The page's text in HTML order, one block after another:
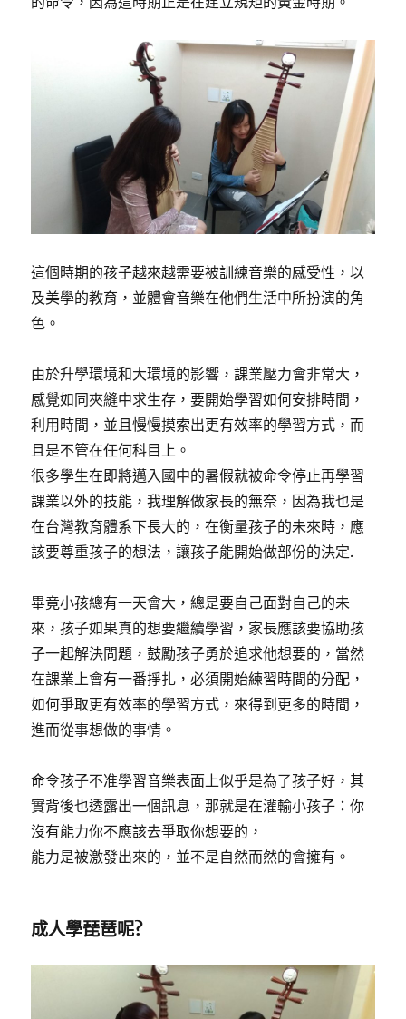
這個時期的孩子越來越需要被訓練音樂的感受性，以
及美學的教育，並體會音樂在他們生活中所扮演的角
色。
由於升學環境和大環境的影響，課業壓力會非常大，
感覺如同夾縫中求生存，要開始學習如何安排時間，
利用時間，並且慢慢摸索出更有效率的學習方式，而
且是不管在任何科目上。
很多學生在即將邁入國中的暑假就被命令停止再學習
課業以外的技能，我理解做家長的無奈，因為我也是
在台灣教育體系下長大的，在衡量孩子的未來時，應
該要尊重孩子的想法，讓孩子能開始做部份的決定.
畢竟小孩總有一天會大，總是要自己面對自己的未
來，孩子如果真的想要繼續學習，家長應該要協助孩
子一起解決問題，鼓勵孩子勇於追求他想要的，當然
在課業上會有一番掙扎，必須開始練習時間的分配，
如何爭取更有效率的學習方式，來得到更多的時間，
進而從事想做的事情。
命令孩子不准學習音樂表面上似乎是為了孩子好，其
實背後也透露出一個訊息，那就是在灌輸小孩子：你
沒有能力你不應該去爭取你想要的，
能力是被激發出來的，並不是自然而然的會擁有。
成人學琵琶呢?